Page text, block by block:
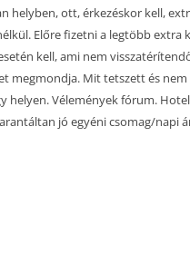
helyben, ott, érkezéskor kell,
Előre fizetni a legtöbb extra
kell, ami nem
megmondja. Mit tetszett és
helyen. Vélemények fórum.
jó egyéni csomag/napi